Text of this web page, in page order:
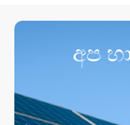
අප